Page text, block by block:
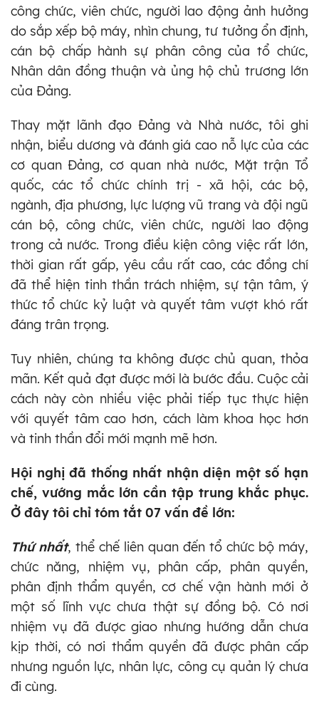
công chức, viên chức, người lao động ảnh hưởng
do sắp xếp bộ máy, nhìn chung, tư tưởng ổn định,
cán bộ chấp hành sự phân công của tổ chức,
Nhân dân đồng thuận và ủng hộ chủ trương lớn
của Đảng.
Thay mặt lãnh đạo Đảng và Nhà nước, tôi ghi
nhận, biểu dương và đánh giá cao nỗ lực của các
cơ quan Đảng, cơ quan nhà nước, Mặt trận Tổ
quốc, các tổ chức chính trị - xã hội, các bộ,
ngành, địa phương, lực lượng vũ trang và đội ngũ
cán bộ, công chức, viên chức, người lao động
trong cả nước. Trong điều kiện công việc rất lớn,
thời gian rất gấp, yêu cầu rất cao, các đồng chí
đã thể hiện tinh thần trách nhiệm, sự tận tâm, ý
thức tổ chức kỷ luật và quyết tâm vượt khó rất
đáng trân trọng.
Tuy nhiên, chúng ta không được chủ quan, thỏa
mãn. Kết quả đạt được mới là bước đầu. Cuộc cải
cách này còn nhiều việc phải tiếp tục thực hiện
với quyết tâm cao hơn, cách làm khoa học hơn
và tinh thần đổi mới mạnh mẽ hơn.
Hội nghị đã thống nhất nhận diện một số hạn
chế, vướng mắc lớn cần tập trung khắc phục.
Ở đây tôi chỉ tóm tắt 07 vấn đề lớn:
Thứ nhất, thể chế liên quan đến tổ chức bộ máy,
chức năng, nhiệm vụ, phân cấp, phân quyền,
phân định thẩm quyền, cơ chế vận hành mới ở
một số lĩnh vực chưa thật sự đồng bộ. Có nơi
nhiệm vụ đã được giao nhưng hướng dẫn chưa
kịp thời, có nơi thẩm quyền đã được phân cấp
nhưng nguồn lực, nhân lực, công cụ quản lý chưa
đi cùng.